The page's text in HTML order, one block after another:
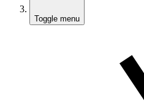
Toggle menu